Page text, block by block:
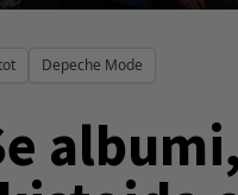
Depeche Mode